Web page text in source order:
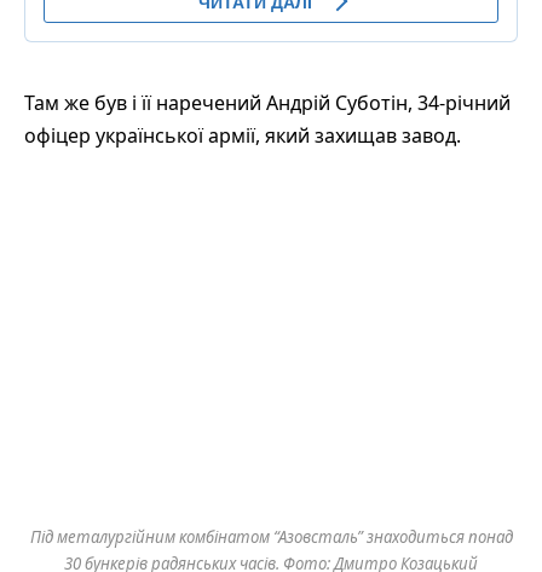
Там же був і її наречений Андрій Суботін, 34-річний
офіцер української армії, який захищав завод.
Під металургійним комбінатом “Азовсталь” знаходиться понад
30 бункерів радянських часів. Фото: Дмитро Козацький